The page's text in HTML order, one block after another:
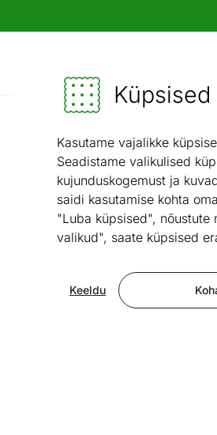
Kasutame vajalikke
Seadistame valikulised
kujunduskogemust ja
saidi kasutamise kohta
"Luba küpsised", nõustute
valikud", saate küpsised
Keeldu
Mööbel ja